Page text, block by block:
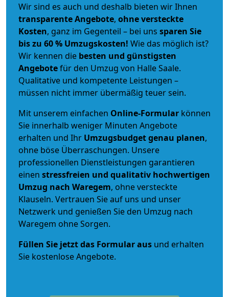
Wir sind es auch und deshalb bieten wir Ihnen
transparente Angebote, ohne versteckte
Kosten, ganz im Gegenteil – bei uns sparen Sie
bis zu 60 % Umzugskosten! Wie das möglich ist?
Wir kennen die besten und günstigsten
Angebotefür den Umzug von Halle Saale.
Qualitative und kompetente Leistungen –
müssen nicht immer übermäßig teuer sein.
Mit unserem einfachen Online-Formular können
Sie innerhalb weniger Minuten Angebote
erhalten und Ihr Umzugsbudgetgenau planen,
ohne böse Überraschungen. Unsere
professionellen Dienstleistungen garantieren
einen stressfreien und qualitativ hochwertigen
Umzug nach Waregem, ohne versteckte
Klauseln. Vertrauen Sie auf uns und unser
Netzwerk und genießen Sie den Umzug nach
Waregem ohne Sorgen.
Füllen Sie jetzt das Formular aus und erhalten
Sie kostenlose Angebote.